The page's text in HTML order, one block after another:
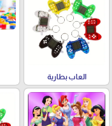
العاب بطارية